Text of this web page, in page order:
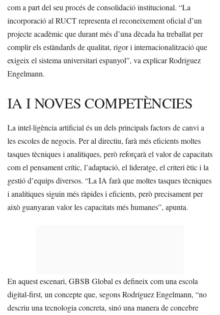
com a part del seu procés de consolidació institucional. “La
incorporació al RUCT representa el reconeixement oficial d’un
projecte acadèmic que durant més d’una dècada ha treballat per
complir els estàndards de qualitat, rigor i internacionalització que
exigeix el sistema universitari espanyol”, va explicar Rodríguez
Engelmann.
IA I NOVES COMPETÈNCIES
La intel·ligència artificial és un dels principals factors de canvi a
les escoles de negocis. Per al directiu, farà més eficients moltes
tasques tècniques i analítiques, però reforçarà el valor de capacitats
com el pensament crític, l’adaptació, el lideratge, el criteri ètic i la
gestió d’equips diversos. “La IA farà que moltes tasques tècniques
i analítiques siguin més ràpides i eficients, però precisament per
això guanyaran valor les capacitats més humanes”, apunta.
En aquest escenari, GBSB Global es defineix com una escola
digital-first, un concepte que, segons Rodríguez Engelmann, “no
descriu una tecnologia concreta, sinó una manera de concebre